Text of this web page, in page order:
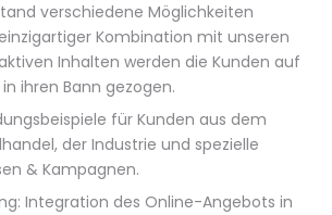
verschiedene Möglichkeiten
Kombination mit unseren
Inhalten werden die Kunden auf
ihren Bann gezogen.
für Kunden aus dem
der Industrie und spezielle
& Kampagnen.
Integration des Online-Angebots in